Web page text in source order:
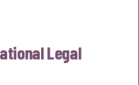
Legal